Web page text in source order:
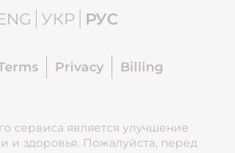
УКР РУС
Privacy Billing
сервиса является улучшение
и здоровья. Пожалуйста, перед